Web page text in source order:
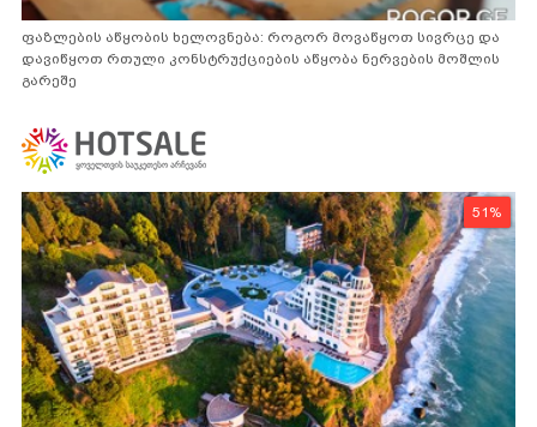
ფაზლების აწყობის ხელოვნება: როგორ მოვაწყოთ სივრცე და
დავიწყოთ რთული კონსტრუქციების აწყობა ნერვების მოშლის
გარეშე
51%